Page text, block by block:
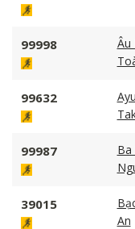
99998
Âu
99632
99987
39015
An